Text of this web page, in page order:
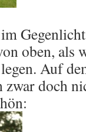
oben, als
Auf
zwar doch